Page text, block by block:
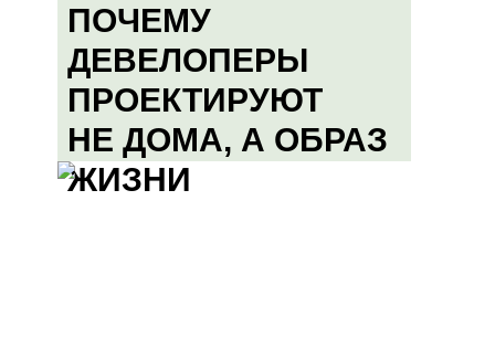
ПОЧЕМУ
ДЕВЕЛОПЕРЫ
ПРОЕКТИРУЮТ
НЕ ДОМА, А ОБРАЗ
ЖИЗНИ